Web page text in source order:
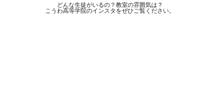
どんな生徒がいるの？教室の雰囲気は？
こうわ高等学院のインスタをぜひご覧ください。